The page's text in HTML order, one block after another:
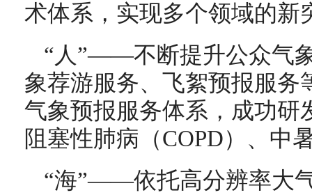
术体系，实现多个领域的新
“人”——不断提升公众气
象荐游服务、飞絮预报服务
气象预报服务体系，成功研
阻塞性肺病（COPD）、中
“海”——依托高分辨率大